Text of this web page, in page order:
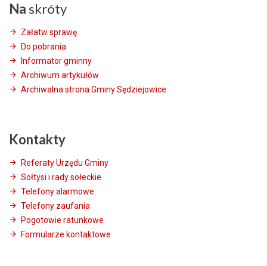
Na skróty
Załatw sprawę
Do pobrania
Informator gminny
Archiwum artykułów
Archiwalna strona Gminy Sędziejowice
Kontakty
Referaty Urzędu Gminy
Sołtysi i rady sołeckie
Telefony alarmowe
Telefony zaufania
Pogotowie ratunkowe
Formularze kontaktowe